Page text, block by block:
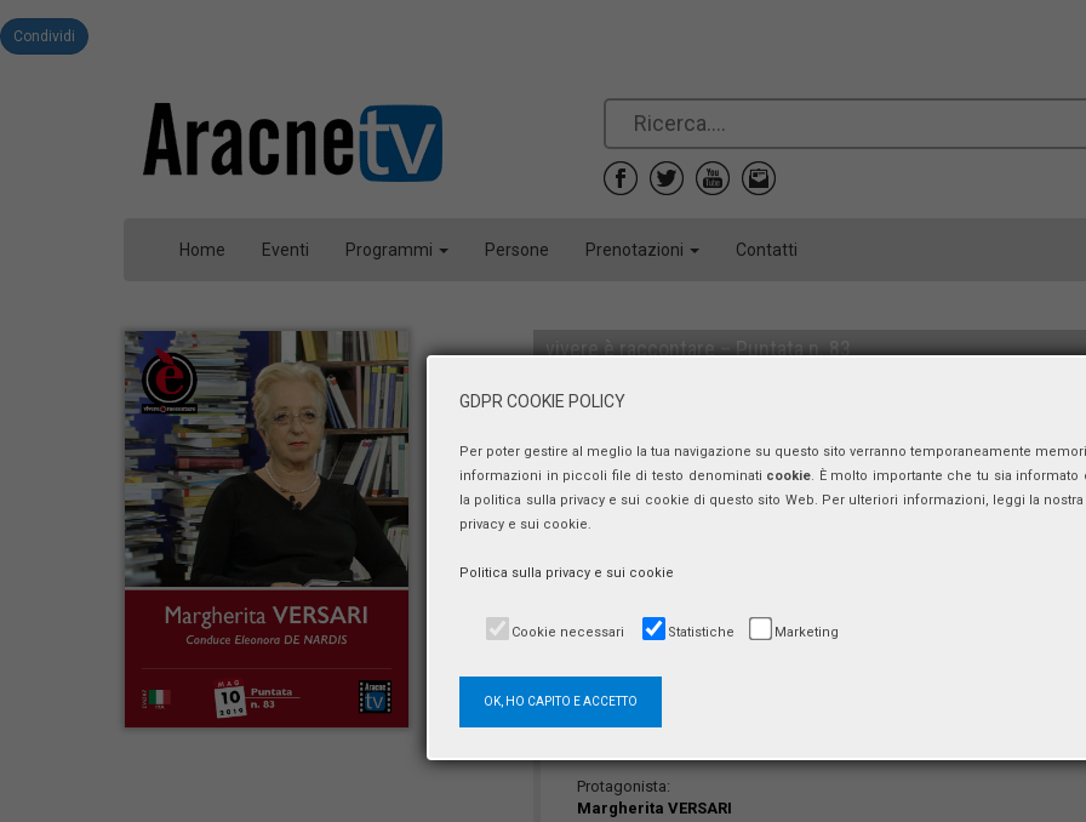
Condividi
Home Eventi Programmi Persone Prenotazioni Contatti
vivere è raccontare – Puntata n. 83
Margherita VERSARI
venerdì 10 maggio 2019, ore 12:00 - 12:30
Protagonista:
Margherita VERSARI
GDPR COOKIE POLICY
Per poter gestire al meglio la tua navigazione su questo sito verranno temporaneamente
informazioni in piccoli file di testo denominati cookie. È molto importante che tu sia informato
la politica sulla privacy e sui cookie di questo sito Web. Per ulteriori informazioni, leggi la
privacy e sui cookie.
Politica sulla privacy e sui cookie
Cookie necessari Statistiche Marketing
OK, HO CAPITO E ACCETTO